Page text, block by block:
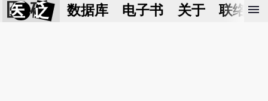
医 砭 数据库 电子书 关于 联络我
menu